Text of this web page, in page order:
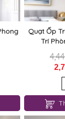
Quạt Ốp
Trí